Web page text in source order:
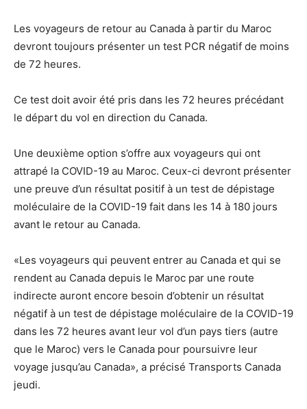
Les voyageurs de retour au Canada à partir du Maroc
devront toujours présenter un test PCR négatif de moins
de 72 heures.
Ce test doit avoir été pris dans les 72 heures précédant
le départ du vol en direction du Canada.
Une deuxième option s’offre aux voyageurs qui ont
attrapé la COVID-19 au Maroc. Ceux-ci devront présenter
une preuve d’un résultat positif à un test de dépistage
moléculaire de la COVID-19 fait dans les 14 à 180 jours
avant le retour au Canada.
«Les voyageurs qui peuvent entrer au Canada et qui se
rendent au Canada depuis le Maroc par une route
indirecte auront encore besoin d’obtenir un résultat
négatif à un test de dépistage moléculaire de la COVID-19
dans les 72 heures avant leur vol d’un pays tiers (autre
que le Maroc) vers le Canada pour poursuivre leur
voyage jusqu’au Canada», a précisé Transports Canada
jeudi.